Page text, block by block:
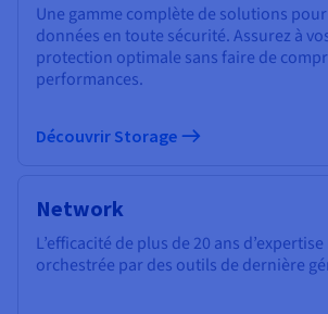
Une gamme complète de solutions
données en toute sécurité. Assurez à
protection optimale sans faire de
performances.
Découvrir Storage
Network
L’efficacité de plus de 20 ans
orchestrée par des outils de dernière